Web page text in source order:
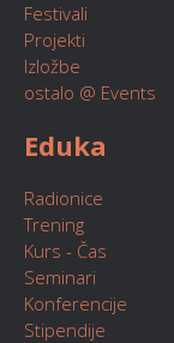
Festivali
Projekti
Izložbe
ostalo @ Events
Eduka
Radionice
Trening
Kurs - Čas
Seminari
Konferencije
Stipendije